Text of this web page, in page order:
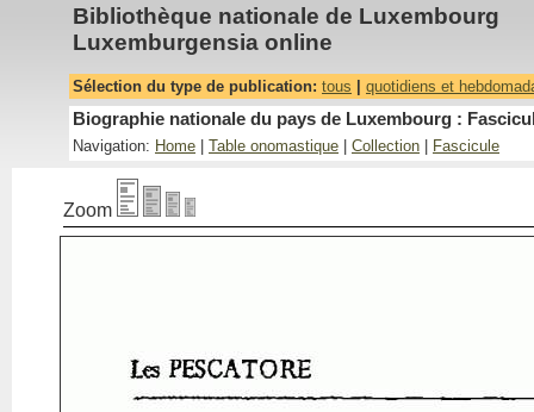
Bibliothèque nationale de Luxembourg
Luxemburgensia online
Sélection du type de publication: tous quotidiens et
Biographie nationale du pays de Luxembourg :
Navigation: Home Table onomastique Collection Fascicule
Zoom